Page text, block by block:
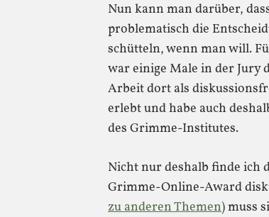
Nun kann man darüber,
problematisch die
schütteln, wenn man will.
war einige Male in der Jury
Arbeit dort als
erlebt und habe auch
des Grimme-Institutes.
Nicht nur deshalb finde ich
Grimme-Online-Award
zu anderen Themen) muss